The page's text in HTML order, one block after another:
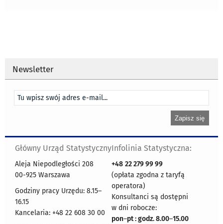
Newsletter
Główny Urząd Statystyczny
Aleja Niepodległości 208
00-925 Warszawa
Godziny pracy Urzędu: 8.15–
16.15
Kancelaria: +48 22 608 30 00
Infolinia Statystyczna:
+48 22 279 99 99
(opłata zgodna z taryfą
operatora)
Konsultanci są dostępni
w dni robocze:
pon–pt : godz. 8.00–15.00